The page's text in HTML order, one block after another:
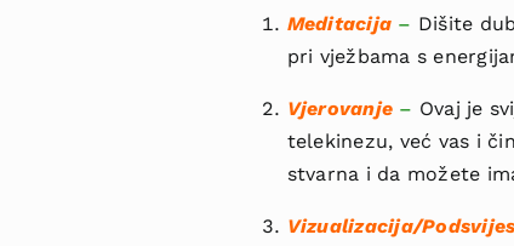
Meditacija – Dišite
pri vježbama s
Vjerovanje – Ovaj je
telekinezu, već vas i
stvarna i da možete
Vizualizacija/